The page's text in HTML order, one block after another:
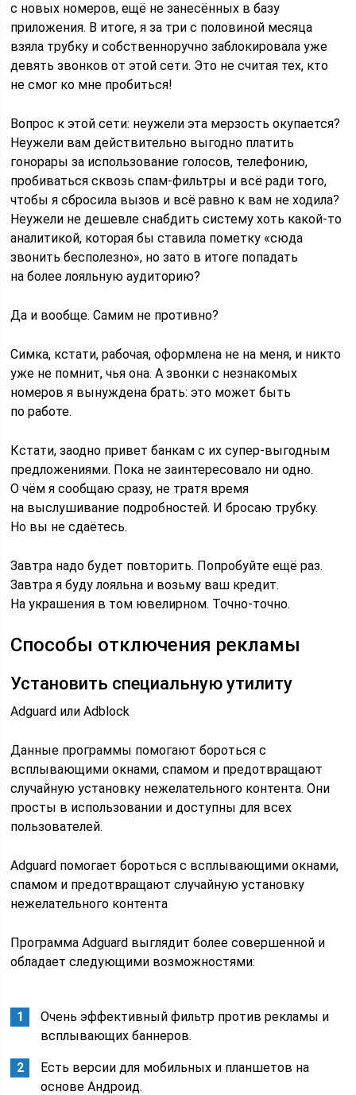
с новых номеров, ещё не занесённых в базу
приложения. В итоге, я за три с половиной месяца
взяла трубку и собственноручно заблокировала уже
девять звонков от этой сети. Это не считая тех, кто
не смог ко мне пробиться!
Вопрос к этой сети: неужели эта мерзость окупается?
Неужели вам действительно выгодно платить
гонорары за использование голосов, телефонию,
пробиваться сквозь спам-фильтры и всё ради того,
чтобы я сбросила вызов и всё равно к вам не ходила?
Неужели не дешевле снабдить систему хоть какой-то
аналитикой, которая бы ставила пометку «сюда
звонить бесполезно», но зато в итоге попадать
на более лояльную аудиторию?
Да и вообще. Самим не противно?
Симка, кстати, рабочая, оформлена не на меня, и никто
уже не помнит, чья она. А звонки с незнакомых
номеров я вынуждена брать: это может быть
по работе.
Кстати, заодно привет банкам с их супер-выгодным
предложениями. Пока не заинтересовало ни одно.
О чём я сообщаю сразу, не тратя время
на выслушивание подробностей. И бросаю трубку.
Но вы не сдаётесь.
Завтра надо будет повторить. Попробуйте ещё раз.
Завтра я буду лояльна и возьму ваш кредит.
На украшения в том ювелирном. Точно-точно.
Способы отключения рекламы
Установить специальную утилиту
Adguard или Adblock
Данные программы помогают бороться с
всплывающими окнами, спамом и предотвращают
случайную установку нежелательного контента. Они
просты в использовании и доступны для всех
пользователей.
Adguard помогает бороться с всплывающими окнами,
спамом и предотвращают случайную установку
нежелательного контента
Программа Adguard выглядит более совершенной и
обладает следующими возможностями:
Очень эффективный фильтр против рекламы и
всплывающих баннеров.
Есть версии для мобильных и планшетов на
основе Андроид.